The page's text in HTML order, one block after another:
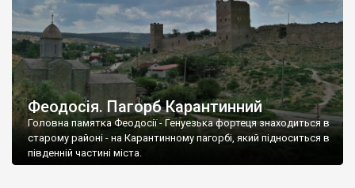
Феодосія. Пагорб Карантинний
Головна памятка Феодосії - Генуезька фортеця знаходиться в
старому районі - на Карантинному пагорбі, який підноситься в
південній частині міста.